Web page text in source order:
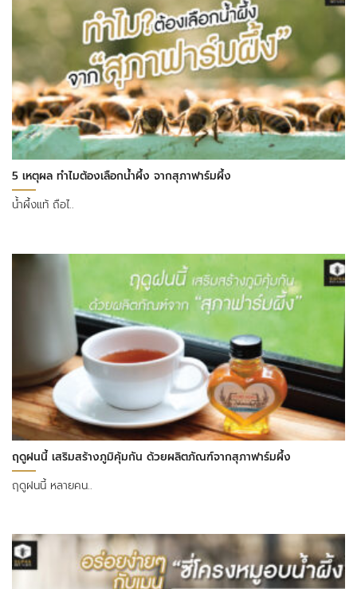
5 เหตุผล ทำไมต้องเลือกน้ำผึ้ง จากสุภาฟาร์มผึ้ง
น้ำผึ้งแท้ ถือไ..
ฤดูฝนนี้ เสริมสร้างภูมิคุ้มกัน ด้วยผลิตภัณฑ์จากสุภาฟาร์มผึ้ง
ฤดูฝนนี้ หลายคน..